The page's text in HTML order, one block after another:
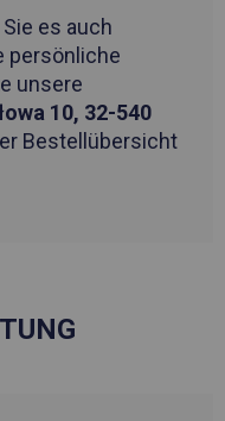
es auch
persönliche
unsere
10, 32-540
Bestellübersicht